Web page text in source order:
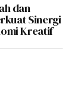
dan
Sinergi
Kreatif